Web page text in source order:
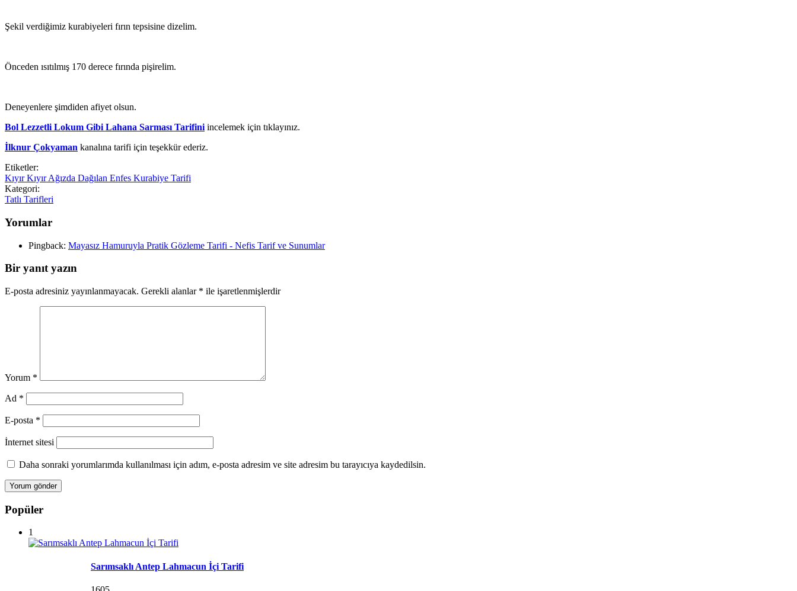
Şekil verdiğimiz kurabiyeleri fırın tepsisine dizelim.
Önceden ısıtılmış 170 derece fırında pişirelim.
Deneyenlere şimdiden afiyet olsun.
Bol Lezzetli Lokum Gibi Lahana Sarması Tarifini incelemek için tıklayınız.
İlknur Çokyaman kanalına tarifi için teşekkür ederiz.
Etiketler:
Kıyır Kıyır Ağızda Dağılan Enfes Kurabiye Tarifi
Kategori:
Tatlı Tarifleri
Yorumlar
Pingback: Mayasız Hamuruyla Pratik Gözleme Tarifi - Nefis Tarif ve Sunumlar
Bir yanıt yazın
E-posta adresiniz yayınlanmayacak. Gerekli alanlar * ile işaretlenmişlerdir
Yorum *
Ad *
E-posta *
İnternet sitesi
Daha sonraki yorumlarımda kullanılması için adım, e-posta adresim ve site adresim bu tarayıcıya kaydedilsin.
Popüler
1
Sarımsaklı Antep Lahmacun İçi Tarifi